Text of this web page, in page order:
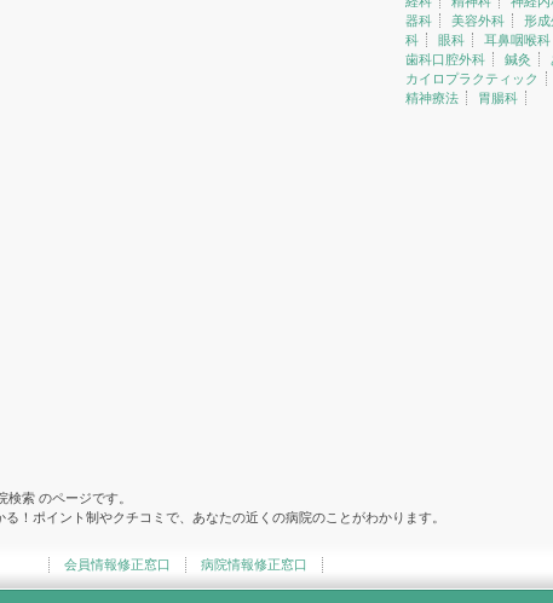
器科
美容外科 形成
科
眼科 耳鼻咽喉科
歯科口腔外科
鍼灸
カイロプラクティック
精神療法
胃腸科
索 のページです。
！ポイント制やクチコミで、あなたの近くの病院のことがわかります。
会員情報修正窓口 病院情報修正窓口